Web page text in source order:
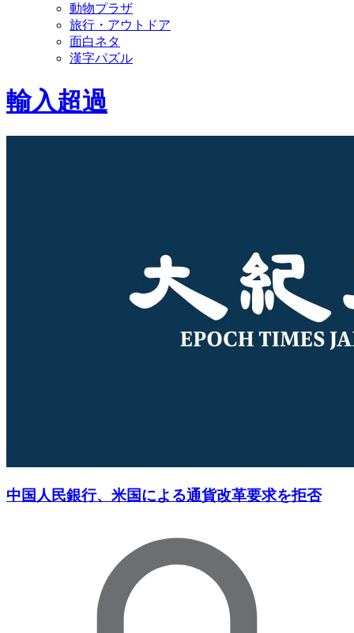
動物プラザ
旅行・アウトドア
面白ネタ
漢字パズル
輸入超過
中国人民銀行、米国による通貨改革要求を拒否